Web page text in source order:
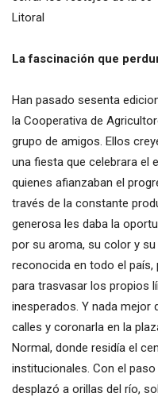
Litoral
La fascinación que
Han pasado sesenta
la Cooperativa de
grupo de amigos. Ellos
una fiesta que celebrara el
quienes afianzaban el
través de la constante
generosa les daba la
por su aroma, su color y
reconocida en todo el
para trasvasar los propios
inesperados. Y nada mejor
calles y coronarla en la
Normal, donde residía el
institucionales. Con el
desplazó a orillas del río,